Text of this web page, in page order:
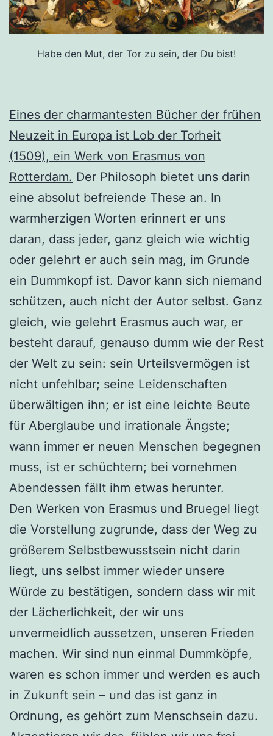
Habe den Mut, der Tor zu sein, der Du bist!
Eines der charmantesten Bücher der frühen
Neuzeit in Europa ist Lob der Torheit
(1509), ein Werk von Erasmus von
Rotterdam. Der Philosoph bietet uns darin
eine absolut befreiende These an. In
warmherzigen Worten erinnert er uns
daran, dass jeder, ganz gleich wie wichtig
oder gelehrt er auch sein mag, im Grunde
ein Dummkopf ist. Davor kann sich niemand
schützen, auch nicht der Autor selbst. Ganz
gleich, wie gelehrt Erasmus auch war, er
besteht darauf, genauso dumm wie der Rest
der Welt zu sein: sein Urteilsvermögen ist
nicht unfehlbar; seine Leidenschaften
überwältigen ihn; er ist eine leichte Beute
für Aberglaube und irrationale Ängste;
wann immer er neuen Menschen begegnen
muss, ist er schüchtern; bei vornehmen
Abendessen fällt ihm etwas herunter.
Den Werken von Erasmus und Bruegel liegt
die Vorstellung zugrunde, dass der Weg zu
größerem Selbstbewusstsein nicht darin
liegt, uns selbst immer wieder unsere
Würde zu bestätigen, sondern dass wir mit
der Lächerlichkeit, der wir uns
unvermeidlich aussetzen, unseren Frieden
machen. Wir sind nun einmal Dummköpfe,
waren es schon immer und werden es auch
in Zukunft sein – und das ist ganz in
Ordnung, es gehört zum Menschsein dazu.